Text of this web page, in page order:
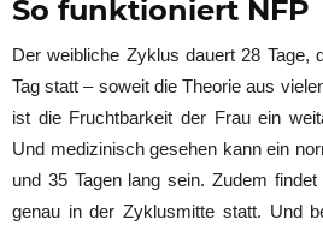
So funktioniert NFP
Der weibliche Zyklus dauert 28 Tage,
Tag statt – soweit die Theorie aus
ist die Fruchtbarkeit der Frau ein
Und medizinisch gesehen kann ein
und 35 Tagen lang sein. Zudem
genau in der Zyklusmitte statt. Und